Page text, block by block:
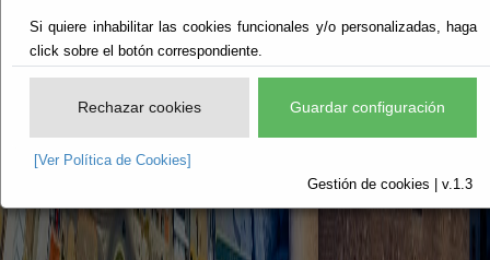
Si quiere inhabilitar las cookies funcionales y/o personalizadas, haga
click sobre el botón correspondiente.
Rechazar cookies Guardar configuración
[Ver Política de Cookies]
Gestión de cookies | v.1.3